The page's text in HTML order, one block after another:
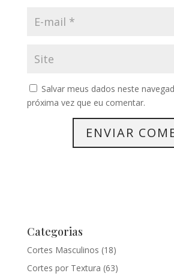
Salvar meus dados neste
próxima vez que eu comentar.
Categorias
Cortes Masculinos (18)
Cortes por Textura (63)